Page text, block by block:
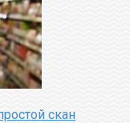
скан